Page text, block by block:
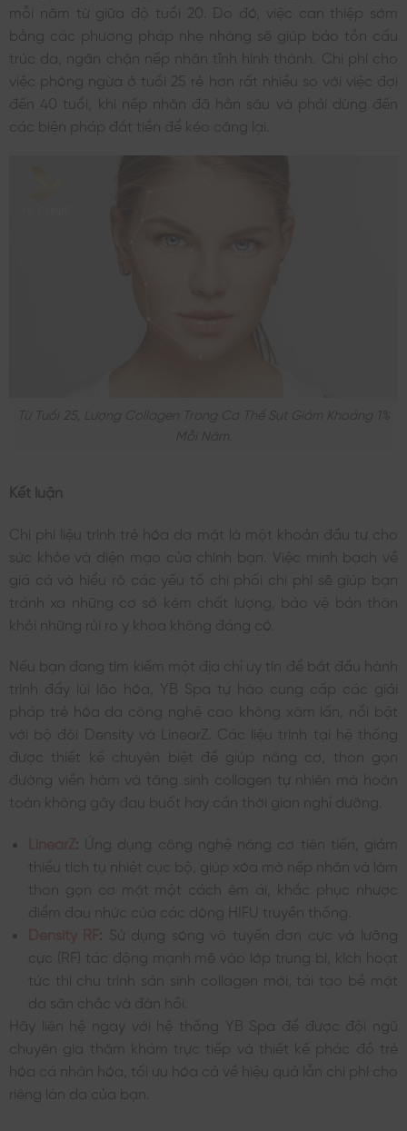
mỗi năm từ giữa độ tuổi 20. Do đó, việc can thiệp sớm
bằng các phương pháp nhẹ nhàng sẽ giúp bảo tồn cấu
trúc da, ngăn chặn nếp nhăn tĩnh hình thành. Chi phí cho
việc phòng ngừa ở tuổi 25 rẻ hơn rất nhiều so với việc đợi
đến 40 tuổi, khi nếp nhăn đã hằn sâu và phải dùng đến
các biện pháp đắt tiền để kéo căng lại.
Từ Tuổi 25, Lượng Collagen Trong Cơ Thể Sụt Giảm Khoảng 1%
Mỗi Năm.
Kết luận
Chi phí liệu trình trẻ hóa da mặt là một khoản đầu tư cho
sức khỏe và diện mạo của chính bạn. Việc minh bạch về
giá cả và hiểu rõ các yếu tố chi phối chi phí sẽ giúp bạn
tránh xa những cơ sở kém chất lượng, bảo vệ bản thân
khỏi những rủi ro y khoa không đáng có.
Nếu bạn đang tìm kiếm một địa chỉ uy tín để bắt đầu hành
trình đẩy lùi lão hóa, YB Spa tự hào cung cấp các giải
pháp trẻ hóa da công nghệ cao không xâm lấn, nổi bật
với bộ đôi Density và LinearZ. Các liệu trình tại hệ thống
được thiết kế chuyên biệt để giúp nâng cơ, thon gọn
đường viền hàm và tăng sinh collagen tự nhiên mà hoàn
toàn không gây đau buốt hay cần thời gian nghỉ dưỡng.
: Ứng dụng công nghệ nâng cơ tiên tiến, giảm
thiểu tích tụ nhiệt cục bộ, giúp xóa mờ nếp nhăn và làm
thon gọn cơ mặt một cách êm ái, khắc phục nhược
điểm đau nhức của các dòng HIFU truyền thống.
: Sử dụng sóng vô tuyến đơn cực và lưỡng
cực (RF) tác động mạnh mẽ vào lớp trung bì, kích hoạt
tức thì chu trình sản sinh collagen mới, tái tạo bề mặt
da săn chắc và đàn hồi.
Hãy liên hệ ngay với hệ thống YB Spa để được đội ngũ
chuyên gia thăm khám trực tiếp và thiết kế phác đồ trẻ
hóa cá nhân hóa, tối ưu hóa cả về hiệu quả lẫn chi phí cho
riêng làn da của bạn.